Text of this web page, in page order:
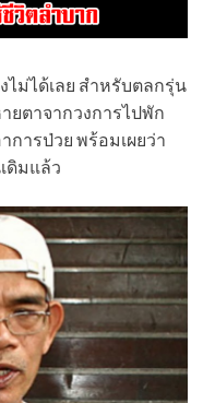
ไม่ได้เลย สำหรับตลกรุ่น
ยตาจากวงการไปพัก
การป่วย พร้อมเผยว่า
ดิมแล้ว